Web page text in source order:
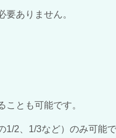
ありません。
とも可能です。
1/2 1/3など）のみ可能